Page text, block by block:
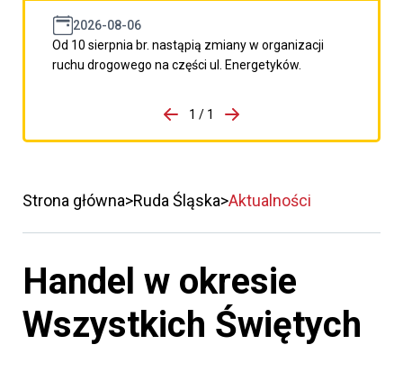
2026-08-06
Od 10 sierpnia br. nastąpią zmiany w organizacji
ruchu drogowego na części ul. Energetyków.
porzpedniego komunikatu
1 / 1
Przejdź do następnego
Strona główna Ruda Śląska Aktualności
Handel w okresie
Wszystkich Świętych